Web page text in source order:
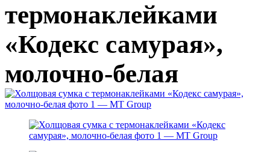
термонаклейками
«Кодекс самурая»,
молочно-белая